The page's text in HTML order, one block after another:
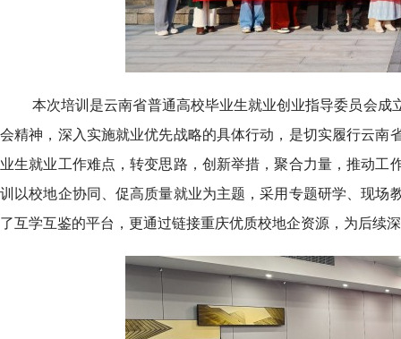
本次培训是云南省普通高校毕业生就业创业指导委员会
会精神，深入实施就业优先战略的具体行动，是切实履行云
业生就业工作难点，转变思路，创新举措，聚合力量，推动
训以校地企协同、促高质量就业为主题，采用专题研学、现
了互学互鉴的平台，更通过链接重庆优质校地企资源，为后续